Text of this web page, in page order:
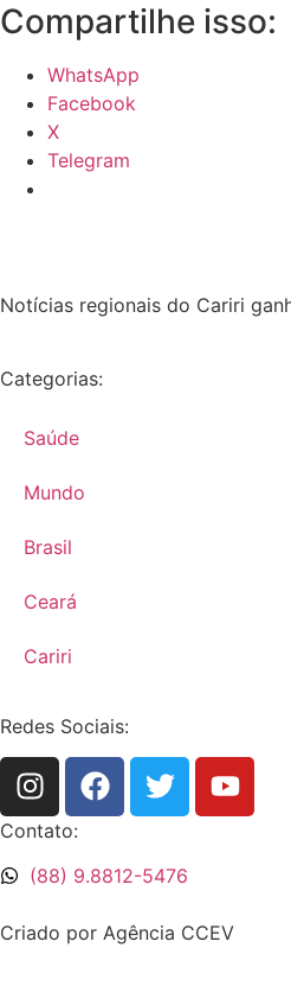
Compartilhe isso:
WhatsApp
Facebook
X
Telegram
Notícias regionais do Cariri
Categorias:
Saúde
Mundo
Brasil
Ceará
Cariri
Redes Sociais:
Contato:
(88) 9.8812-5476
Criado por Agência CCEV